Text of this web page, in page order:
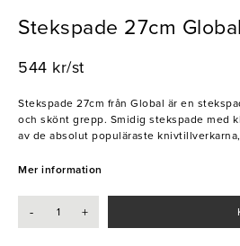
Stekspade 27cm Global
544 kr/st
Stekspade 27cm från Global är en
och skönt grepp. Smidig stekspade med klassiskt
av de absolut populäraste
Cromova 18 och skaftet är fyllt med
Mer information
- +